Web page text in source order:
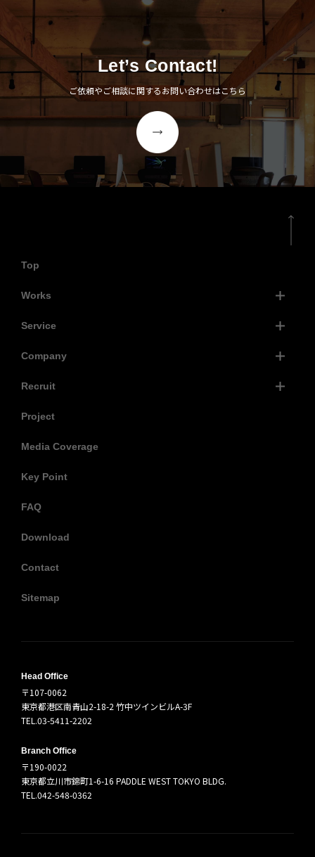
Let’s Contact!
ご依頼やご相談に関するお問い合わせはこちら
Top
Works
Service
Company
Recruit
Project
Media Coverage
Key Point
FAQ
Download
Contact
Sitemap
Head Office
〒107-0062
東京都港区南青山2-18-2 竹中ツインビルA-3F
TEL.03-5411-2202
Branch Office
〒190-0022
東京都立川市錦町1-6-16 PADDLE WEST TOKYO BLDG.
TEL.042-548-0362